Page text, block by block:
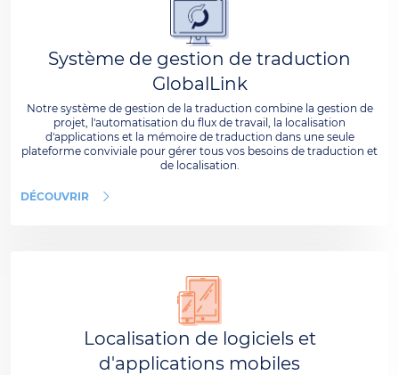
Système de gestion de traduction
GlobalLink
Notre système de gestion de la traduction combine la gestion de
projet, l'automatisation du flux de travail, la localisation
d'applications et la mémoire de traduction dans une seule
plateforme conviviale pour gérer tous vos besoins de traduction et
de localisation.
DÉCOUVRIR
Localisation de logiciels et
d'applications mobiles